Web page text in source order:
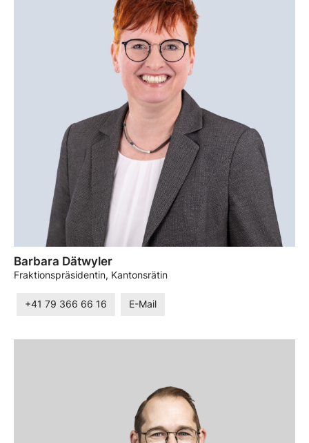
Barbara Dätwyler
Fraktionspräsidentin, Kantonsrätin
+41 79 366 66 16 E-Mail